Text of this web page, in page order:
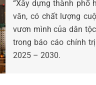
truyền thống con
“Xây dựng thành phố
văn, có chất lượng
vươn mình của dân
trong báo cáo chính
2025 – 2030.